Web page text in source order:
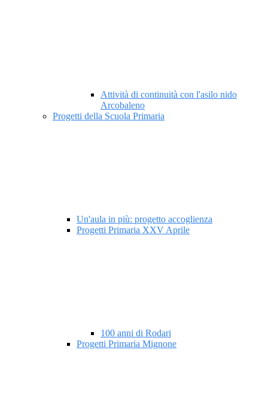
Attività di continuità con l'asilo nido
Arcobaleno
Progetti della Scuola Primaria
Un'aula in più: progetto accoglienza
Progetti Primaria XXV Aprile
100 anni di Rodari
Progetti Primaria Mignone